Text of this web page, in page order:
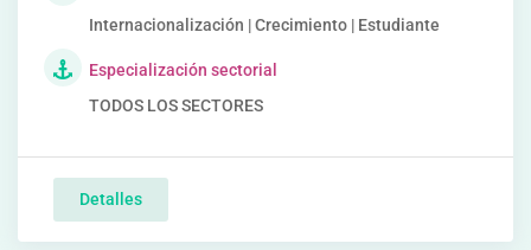
Internacionalización | Crecimiento | Estudiante
Especialización sectorial
TODOS LOS SECTORES
Detalles